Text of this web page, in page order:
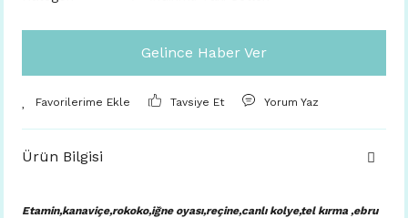
Gelince Haber Ver
Tavsiye Et Yorum Yaz
Ürün Bilgisi
Etamin,kanaviçe,rokoko,iğne oyası,reçine,canlı kolye,tel kırma ,ebru